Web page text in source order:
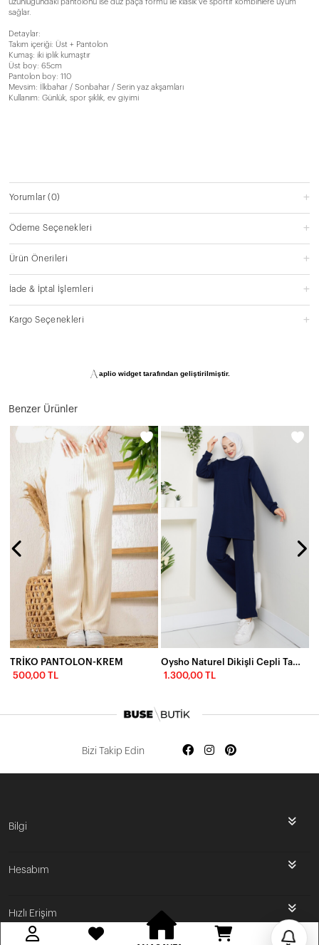
sağlar.
Detaylar:
Takım içeriği: Üst + Pantolon
Kumaş: iki iplik kumaştır
Üst boy: 65cm
Pantolon boy: 110
Mevsim: İlkbahar / Sonbahar / Serin yaz akşamları
Kullanım: Günlük, spor şıklık, ev giyimi
Yorumlar(0)
Ödeme Seçenekleri
Ürün Önerileri
İade & İptal İşlemleri
Kargo Seçenekleri
aplio widget tarafından geliştirilmiştir.
Benzer Ürünler
TRİKO PANTOLON-KREM
500,00 TL
1.300,00 TL
Bizi Takip Edin
Bilgi
Hesabım
Hızlı Erişim